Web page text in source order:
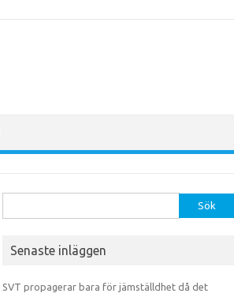
Senaste inläggen
SVT propagerar bara för jämställdhet då det